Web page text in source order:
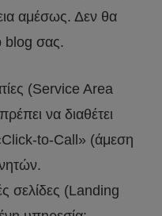
αμέσως. Δεν θα
blog σας.
(Service Area
να διαθέτει
to-Call» (άμεση
σελίδες (Landing